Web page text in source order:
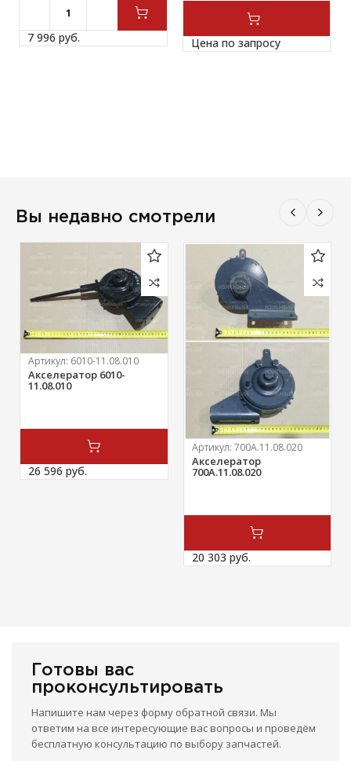
7 996 руб. Цена по запросу
Вы недавно смотрели
Артикул: 6010-11.08.010
Акселератор 6010-
11.08.010
26 596 руб.
Артикул: 700А.11.08.020
Акселератор
700А.11.08.020
20 303 руб.
Готовы вас
проконсультировать
Напишите нам через форму обратной связи. Мы
ответим на все интересующие вас вопросы и проведём
бесплатную консультацию по выбору запчастей.